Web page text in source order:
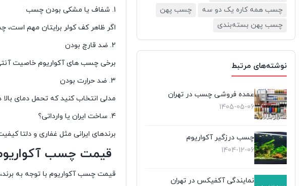
چسب همه کاره یک دو سه
چسب پهن
چسب پهن بسته‌بندی
نوشته‌های مرتبط
عمده فروشی چسب در تهران
1405-05-06
چسب درزگیر آکواریوم
1404-12-06
نمایندگی آکفیکس در تهران
1. شفاف یا مشکی بودن چسب
اگر ظاهر کف کولر برایتان مهم
2. ضد قارچ بودن
برخی چسب های آکواریوم خاصیت آنتی
3. ضد حرارت بودن
مدلی انتخاب کنید که تحمل دمای
4. ساخت ایران یا وارداتی؟
برندهای ایرانی مثل غفاری و دلتا
قیمت چسب
قیمت چسب آکواریوم با توجه به